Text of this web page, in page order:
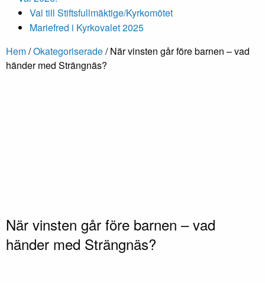
Val till Stiftsfullmäktige/Kyrkomötet
Mariefred i Kyrkovalet 2025
Hem/Okategoriserade/När vinsten går före barnen – vad
händer med Strängnäs?
När vinsten går före barnen – vad
händer med Strängnäs?